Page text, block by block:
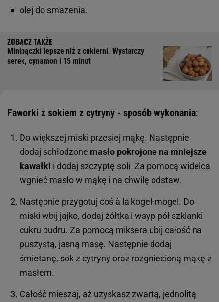
olej do smażenia.
Minipączki lepsze niż z cukierni. Wystarczy
serek, cynamon i 15 minut
Faworki z sokiem z cytryny - sposób wykonania:
Do większej miski przesiej mąkę. Następnie
dodaj schłodzone masło pokrojone na mniejsze
kawałki i dodaj szczyptę soli. Za pomocą widelca
wgnieć masło w mąkę i na chwilę odstaw.
Następnie przygotuj coś à la kogel-mogel. Do
miski wbij jajko, dodaj żółtka i wsyp pół szklanki
cukru pudru. Za pomocą miksera ubij całość na
puszystą, jasną masę. Następnie dodaj
śmietanę, sok z cytryny oraz rozgniecioną mąkę z
masłem.
Całość mieszaj, aż uzyskasz zwartą, jednolitą